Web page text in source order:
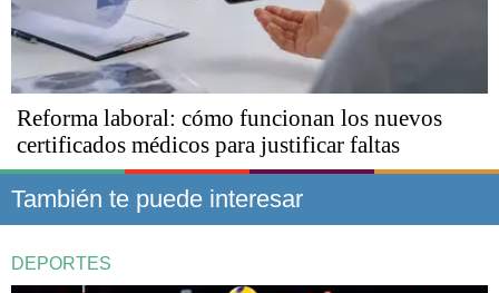
Reforma laboral: cómo funcionan los nuevos
certificados médicos para justificar faltas
También te puede interesar
DEPORTES